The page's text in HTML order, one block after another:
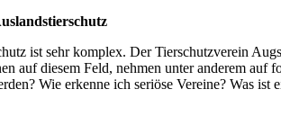
ist sehr komplex. Der Tierschutzverein
auf diesem Feld, nehmen unter anderem auf
Wie erkenne ich seriöse Vereine? Was